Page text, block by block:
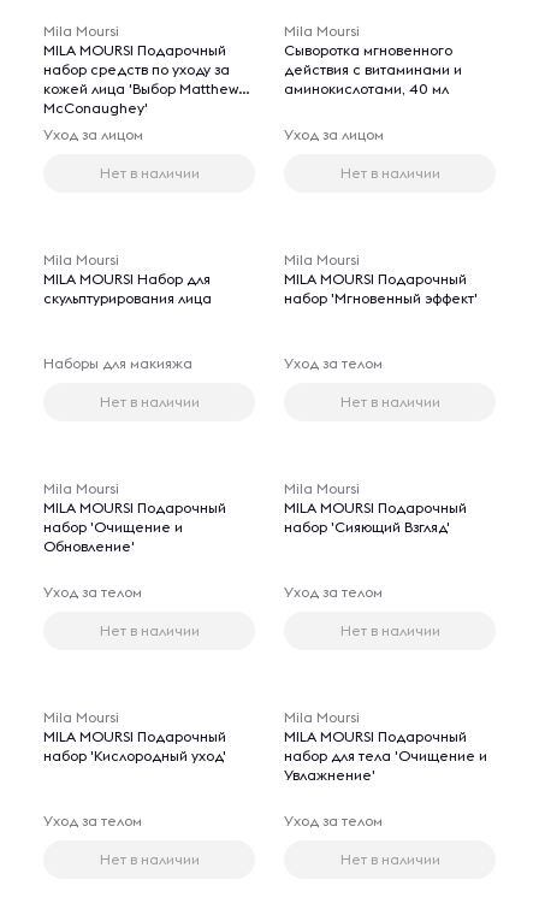
Mila Moursi
MILA MOURSI Подарочный
набор средств по уходу за
кожей лица 'Выбор Matthew
McConaughey'
Уход за лицом
Нет в наличии
Mila Moursi
Сыворотка мгновенного
действия с витаминами и
аминокислотами, 40 мл
Уход за лицом
Нет в наличии
Mila Moursi
MILA MOURSI Набор для
скульптурирования лица
Наборы для макияжа
Нет в наличии
Mila Moursi
MILA MOURSI Подарочный
набор 'Мгновенный эффект'
Уход за телом
Нет в наличии
Mila Moursi
MILA MOURSI Подарочный
набор 'Очищение и
Обновление'
Уход за телом
Нет в наличии
Mila Moursi
MILA MOURSI Подарочный
набор 'Сияющий Взгляд'
Уход за телом
Нет в наличии
Mila Moursi
MILA MOURSI Подарочный
набор 'Кислородный уход'
Уход за телом
Нет в наличии
Mila Moursi
MILA MOURSI Подарочный
набор для тела 'Очищение и
Увлажнение'
Уход за телом
Нет в наличии